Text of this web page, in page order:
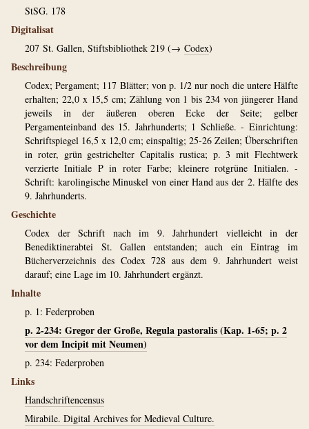
StSG. 178
Digitalisat
207 St. Gallen, Stiftsbibliothek 219 (→ Codex)
Beschreibung
Codex; Pergament; 117 Blätter; von p. 1/2 nur noch die untere Hälfte
erhalten; 22,0 x 15,5 cm; Zählung von 1 bis 234 von jüngerer Hand
jeweils in der äußeren oberen Ecke der Seite; gelber
Pergamenteinband des 15. Jahrhunderts; 1 Schließe. - Einrichtung:
Schriftspiegel 16,5 x 12,0 cm; einspaltig; 25-26 Zeilen; Überschriften
in roter, grün gestrichelter Capitalis rustica; p. 3 mit Flechtwerk
verzierte Initiale P in roter Farbe; kleinere rotgrüne Initialen. -
Schrift: karolingische Minuskel von einer Hand aus der 2. Hälfte des
9. Jahrhunderts.
Geschichte
Codex der Schrift nach im 9. Jahrhundert vielleicht in der
Benediktinerabtei St. Gallen entstanden; auch ein Eintrag im
Bücherverzeichnis des Codex 728 aus dem 9. Jahrhundert weist
darauf; eine Lage im 10. Jahrhundert ergänzt.
Inhalte
p. 1: Federproben
p. 2-234: Gregor der Große, Regula pastoralis (Kap. 1-65; p. 2
vor dem Incipit mit Neumen)
p. 234: Federproben
Links
Handschriftencensus
Mirabile. Digital Archives for Medieval Culture.